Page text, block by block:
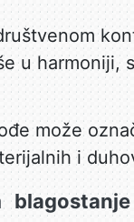
u harmoniji,
može
i
blagostanje